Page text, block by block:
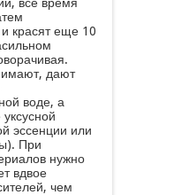
красят еще 10
дают
воде, а
эссенции или
При
нужно
вдвое
чем